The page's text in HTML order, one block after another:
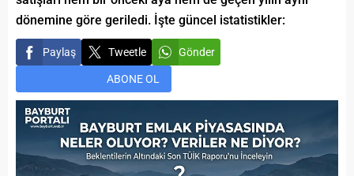
dönemine göre geriledi. İşte güncel istatistikler:
Paylaş Tweetle Gönder
ABONE OL